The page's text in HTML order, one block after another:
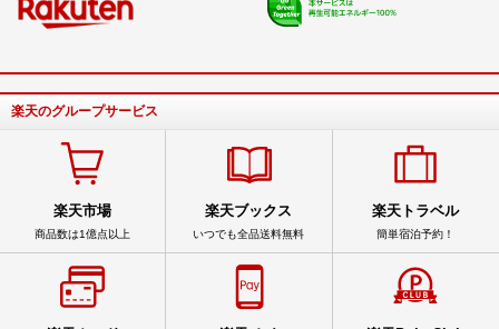
楽天のグループサービス
楽天市場
商品数は1億点以上
楽天ブックス
いつでも全品送料無料
楽天トラベル
簡単宿泊予約！